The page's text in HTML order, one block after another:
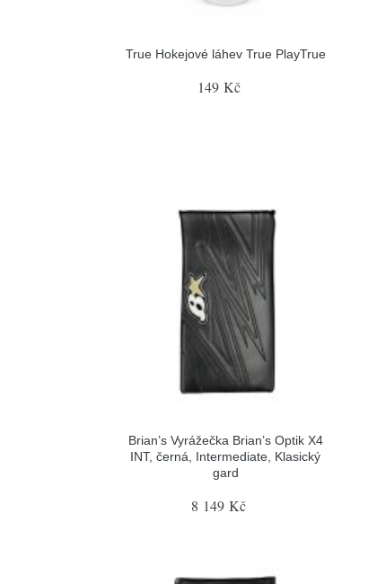
True Hokejové láhev True PlayTrue
149 Kč
Brian’s Vyrážečka Brian’s Optik X4
INT, černá, Intermediate, Klasický
gard
8 149 Kč